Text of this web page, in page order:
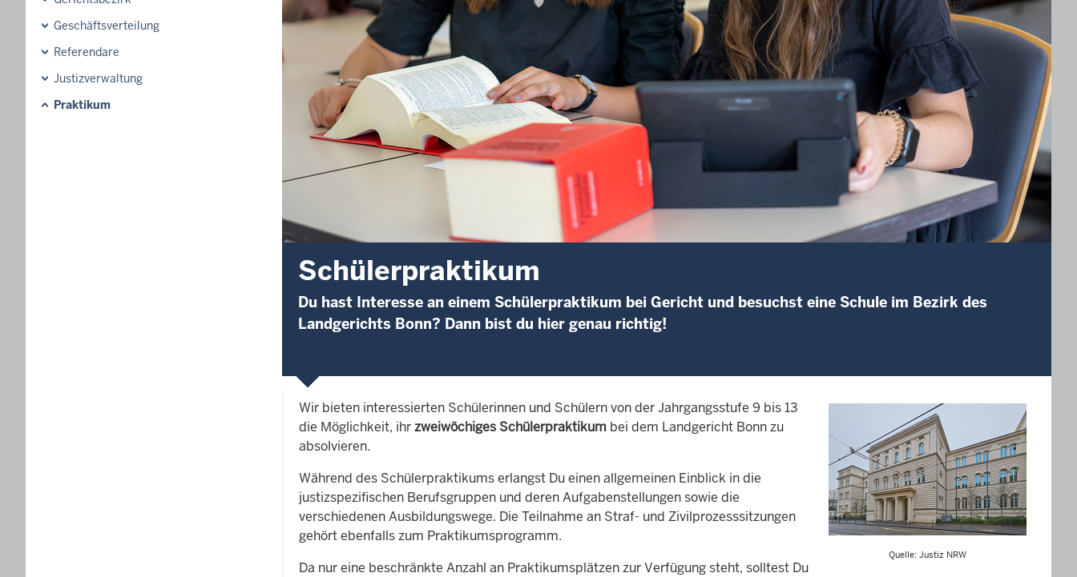
Geschäftsverteilung
Referendare
Justizverwaltung
Praktikum
Schülerpraktikum
Du hast Interesse an einem Schülerpraktikum bei Gericht und besuchst eine Schule im Bezirk des
Landgerichts Bonn? Dann bist du hier genau richtig!
Quelle: Justiz NRW
Wir bieten interessierten Schülerinnen und Schülern von der Jahrgangsstufe 9 bis 13
die Möglichkeit, ihrzweiwöchiges Schülerpraktikum bei dem Landgericht Bonn zu
absolvieren.
Während des Schülerpraktikums erlangst Du einen allgemeinen Einblick in die
justizspezifischen Berufsgruppen und deren Aufgabenstellungen sowie die
verschiedenen Ausbildungswege. Die Teilnahme an Straf- und Zivilprozesssitzungen
gehört ebenfalls zum Praktikumsprogramm.
Da nur eine beschränkte Anzahl an Praktikumsplätzen zur Verfügung steht, solltest Du